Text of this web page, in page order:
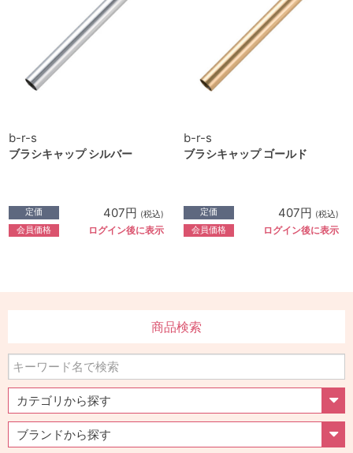
b-r-s
ブラシキャップ シルバー
定価 407円 (税込)
会員価格 ログイン後に表示
b-r-s
ブラシキャップ ゴールド
定価 407円 (税込)
会員価格 ログイン後に表示
商品検索